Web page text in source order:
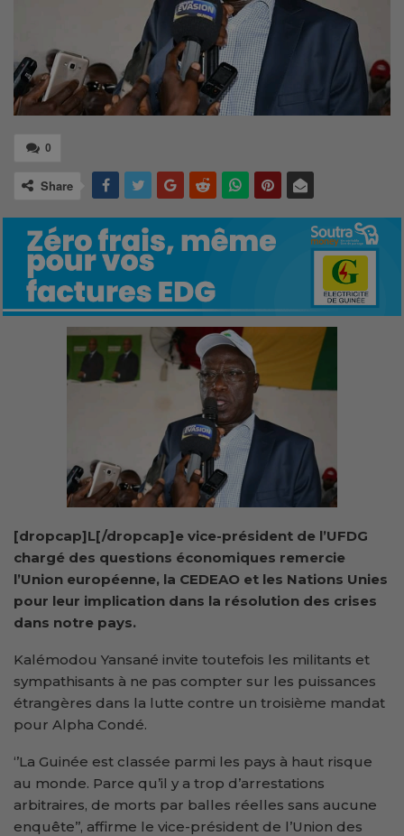
0
Share
[dropcap]L[/dropcap]e vice-président de l’UFDG
chargé des questions économiques remercie
l’Union européenne, la CEDEAO et les Nations Unies
pour leur implication dans la résolution des crises
dans notre pays.
Kalémodou Yansané invite toutefois les militants et
sympathisants à ne pas compter sur les puissances
étrangères dans la lutte contre un troisième mandat
pour Alpha Condé.
‘’La Guinée est classée parmi les pays à haut risque
au monde. Parce qu’il y a trop d’arrestations
arbitraires, de morts par balles réelles sans aucune
enquête’’, affirme le vice-président de l’Union des